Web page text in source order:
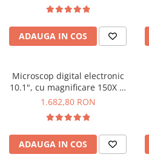
Chei Inelare cu Cot
Rulete
Nivele cu bula
Scule Electrice
Unelte Multifunctionale
Surubelnite Electrice
Masini de Gaurit si Insurubat
Accesorii pentru Gaurit
TAXNELE
TENPOWER
VETO PRO PAC
WEICON
WAIT TOOLS
WEEEMAKE
ADAUGA IN COS
Microscop digital electronic
10.1", cu magnificare 150X si
port HDMI, Hayear HY-1090
1.682,80 RON
ADAUGA IN COS